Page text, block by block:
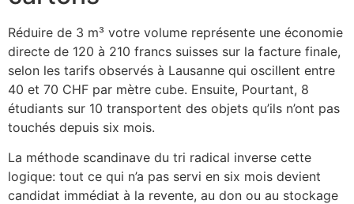
Réduire de 3 m³ votre volume représente une économie
directe de 120 à 210 francs suisses sur la facture finale,
selon les tarifs observés à Lausanne qui oscillent entre
40 et 70 CHF par mètre cube. Ensuite, Pourtant, 8
étudiants sur 10 transportent des objets qu’ils n’ont pas
touchés depuis six mois.
La méthode scandinave du tri radical inverse cette
logique: tout ce qui n’a pas servi en six mois devient
candidat immédiat à la revente, au don ou au stockage